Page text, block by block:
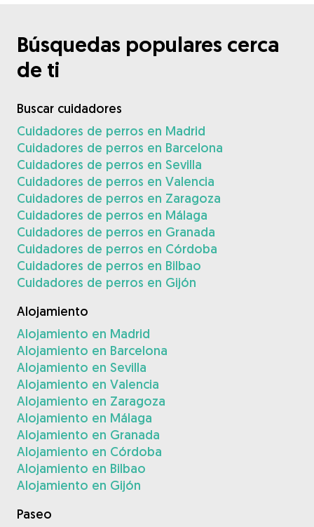
Búsquedas populares cerca
de ti
Buscar cuidadores
Cuidadores de perros en Madrid
Cuidadores de perros en Barcelona
Cuidadores de perros en Sevilla
Cuidadores de perros en Valencia
Cuidadores de perros en Zaragoza
Cuidadores de perros en Málaga
Cuidadores de perros en Granada
Cuidadores de perros en Córdoba
Cuidadores de perros en Bilbao
Cuidadores de perros en Gijón
Alojamiento
Alojamiento en Madrid
Alojamiento en Barcelona
Alojamiento en Sevilla
Alojamiento en Valencia
Alojamiento en Zaragoza
Alojamiento en Málaga
Alojamiento en Granada
Alojamiento en Córdoba
Alojamiento en Bilbao
Alojamiento en Gijón
Paseo